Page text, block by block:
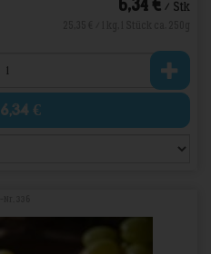
/ Stk
6,34 €